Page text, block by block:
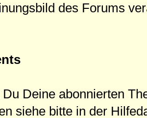
des Forums
Deine abonnierten
siehe bitte in der